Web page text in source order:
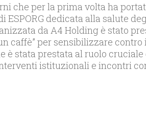
che per la prima volta ha
ESPORG dedicata alla salute
da A4 Holding è stato
caffè” per sensibilizzare
è stata prestata al ruolo
istituzionali e incontri